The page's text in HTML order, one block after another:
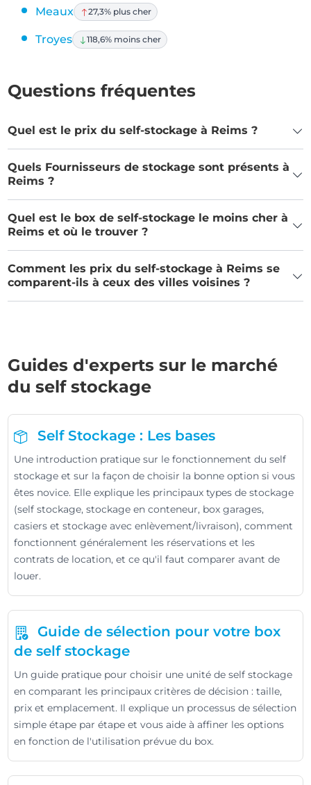
Meaux 27,3% plus cher
Troyes 118,6% moins cher
Questions fréquentes
Quel est le prix du self-stockage à Reims ?
Quels Fournisseurs de stockage sont présents à
Reims ?
Quel est le box de self-stockage le moins cher à
Reims et où le trouver ?
Comment les prix du self-stockage à Reims se
comparent-ils à ceux des villes voisines ?
Guides d'experts sur le marché
du self stockage
Self Stockage : Les bases
Une introduction pratique sur le fonctionnement du self
stockage et sur la façon de choisir la bonne option si vous
êtes novice. Elle explique les principaux types de stockage
(self stockage, stockage en conteneur, box garages,
casiers et stockage avec enlèvement/livraison), comment
fonctionnent généralement les réservations et les
contrats de location, et ce qu'il faut comparer avant de
louer.
Guide de sélection pour votre box
de self stockage
Un guide pratique pour choisir une unité de self stockage
en comparant les principaux critères de décision : taille,
prix et emplacement. Il explique un processus de sélection
simple étape par étape et vous aide à affiner les options
en fonction de l'utilisation prévue du box.